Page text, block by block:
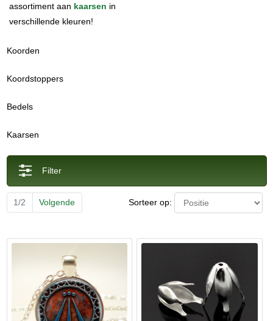
assortiment aan kaarsen in
verschillende kleuren!
Koorden
Koordstoppers
Bedels
Kaarsen
Filter
Sorteer op:
1/2 Volgende